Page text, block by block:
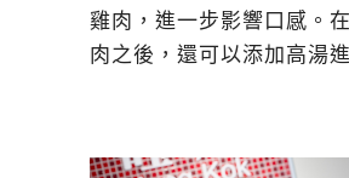
雞肉，進一步影響口感。
肉之後，還可以添加高湯